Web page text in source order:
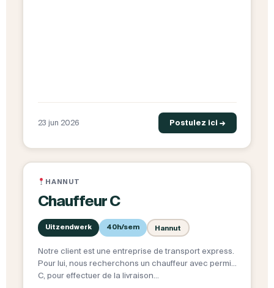
23 jun 2026 Postulez ici →
HANNUT
Chauffeur C
Uitzendwerk 40h/sem Hannut
Notre client est une entreprise de transport express.
Pour lui, nous recherchons un chauffeur avec permis
C, pour effectuer de la livraison…